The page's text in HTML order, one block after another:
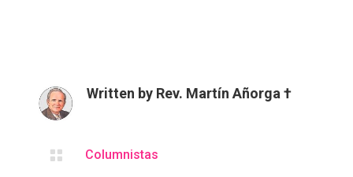
Written by Rev. Martín Añorga †
 Columnistas